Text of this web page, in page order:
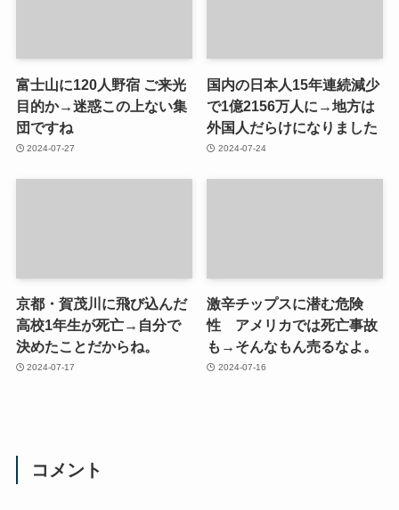
富士山に120人野宿 ご来光
目的か→迷惑この上ない集
団ですね
2024-07-27
国内の日本人15年連続減少
で1億2156万人に→地方は
外国人だらけになりました
2024-07-24
京都・賀茂川に飛び込んだ
高校1年生が死亡→自分で
決めたことだからね。
2024-07-17
激辛チップスに潜む危険
性 アメリカでは死亡事故
も→そんなもん売るなよ。
2024-07-16
コメント